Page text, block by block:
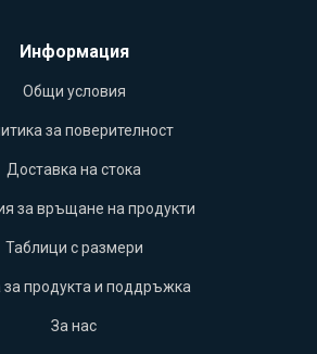
Информация
Общи условия
за поверителност
Доставка на стока
за връщане на продукти
Таблици с размери
за продукта и поддръжка
За нас